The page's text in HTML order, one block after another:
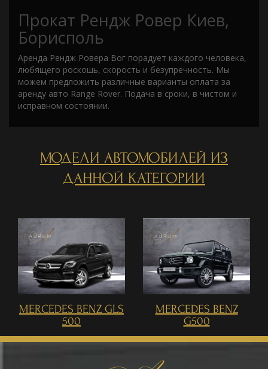
Прокат Рендж Ровер Киев,
Борисполь
Аренда Рендж Ровера Вог порадует каждого человека,
любящего роскошь, скорость и безупречность. Мы
можем предложить различные варианты оплата за
аренду авто Range Rover. Подача в сроки, в чистом и
исправном состоянии.
МОДЕЛИ АВТОМОБИЛЕЙ ИЗ
ДАННОЙ КАТЕГОРИИ
MERCEDES BENZ GLS
500
MERCEDES BENZ
G500